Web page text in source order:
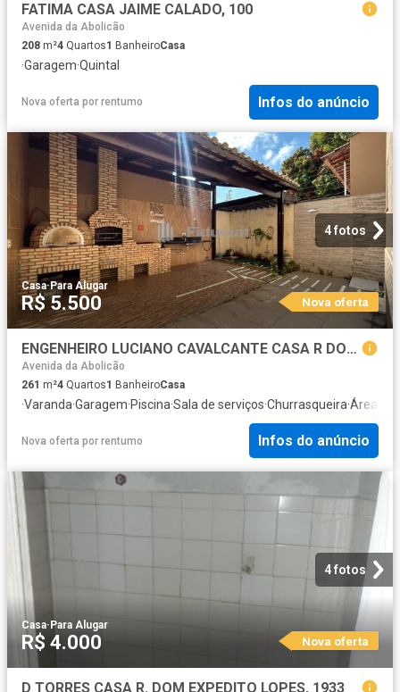
FATIMA CASA JAIME CALADO, 100
Avenida da Abolicão
208 m²4 Quartos1 BanheiroCasa
·Garagem·Quintal
Nova oferta por rentumo Infos do anúncio
4 fotos
Casa·Para Alugar
R$ 5.500 Nova oferta
ENGENHEIRO LUCIANO CAVALCANTE CASA R DOUTOR FRANCISCO GADELHA, 785 VISITA ACOMPANHADA
Avenida da Abolicão
261 m²4 Quartos1 BanheiroCasa
·Varanda·Garagem·Piscina·Sala de serviços·Churrasqueira·Área de
Nova oferta por rentumo Infos do anúncio
4 fotos
Casa·Para Alugar
R$ 4.000 Nova oferta
D TORRES CASA R. DOM EXPEDITO LOPES, 1933